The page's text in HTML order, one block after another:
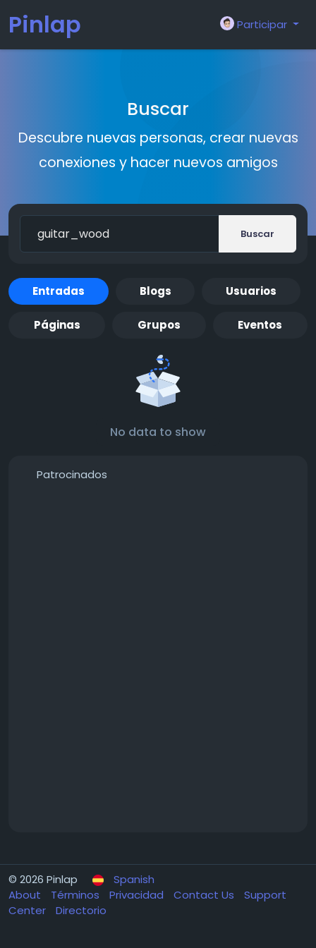
Pinlap Participar
Buscar
Descubre nuevas personas, crear nuevas
conexiones y hacer nuevos amigos
Buscar
Entradas Blogs Usuarios
Páginas Grupos Eventos
No data to show
Patrocinados
© 2026 Pinlap
Spanish
About
Términos Privacidad Contact Us
Support
Center
Directorio